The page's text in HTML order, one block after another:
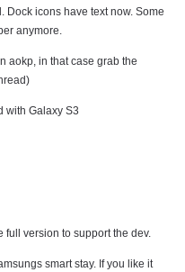
Dock icons have text now. Some
anymore.
aokp, in that case grab the
with Galaxy S3
full version to support the dev.
smart stay. If you like it